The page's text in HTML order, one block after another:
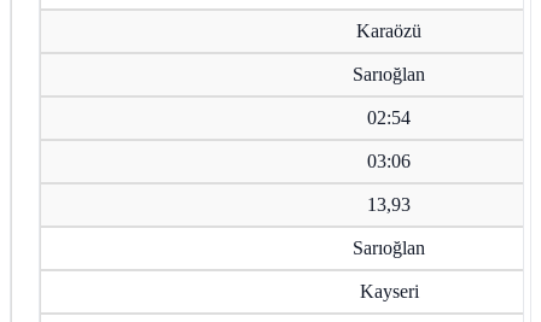
Karaözü
Sarıoğlan
02:54
03:06
13,93
Sarıoğlan
Kayseri